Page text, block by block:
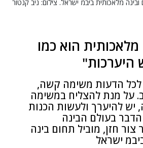
ובינה מלאכותית ביבמ ישראל. צילום: ניב קנטור
מלאכותית הוא כמו
היערכות"
לכל הדעות משימה קשה,
על מנת להצליח במשימה
יש להיערך ולעשות הכנות
בעולם הבינה
חזן, מוביל תחום בינה
ישראל